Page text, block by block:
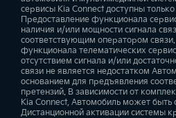
сервисы Kia Connect доступны
Предоставление функционала
наличия и/или мощности сигнала
соответствующим оператором
функционала телематических
отсутствием сигнала и/или
связи не является недостатком
основанием для предъявления
претензий. В зависимости от
Kia Connect, Автомобиль может
Дистанционной активации системы